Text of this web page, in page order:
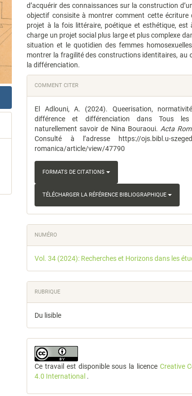
d’acquérir des connaissances sur la construction
objectif consisite à montrer comment cette écriture
projet à la fois littéraire, poétique et esthétique, est
charge un projet social plus large et plus complexe
situation et le quotidien des femmes
montrer la fragilité des constructions identitaires, au
la différenciation.
Details
de
l'article
COMMENT CITER
El Adlouni, A. (2024). Queerisation,
différence et différenciation dans Tous les
naturellement savoir de Nina Bouraoui. Acta
Consulté à l’adresse https://ojs.bibl.u-
romanica/article/view/47790
FORMATS DE CITATIONS
TÉLÉCHARGER LA RÉFÉRENCE BIBLIOGRAPHIQUE
NUMÉRO
Vol. 34 (2024): Recherches et Horizons dans les
RUBRIQUE
Du lisible
Ce travail est disponible sous la licence Creative
4.0 International .